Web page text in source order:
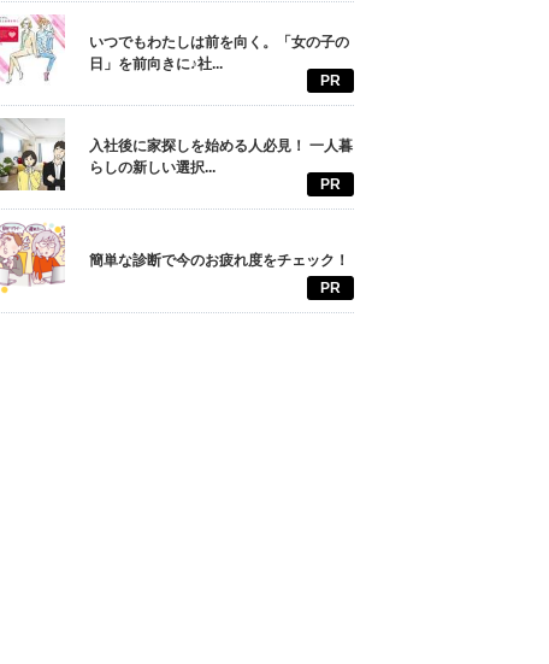
いつでもわたしは前を向く。「女の子の
日」を前向きに♪社...
PR
入社後に家探しを始める人必見！ 一人暮
らしの新しい選択...
PR
簡単な診断で今のお疲れ度をチェック！
PR